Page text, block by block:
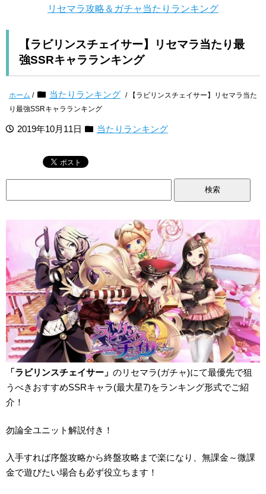
リセマラ攻略＆ガチャ当たりランキング
【ラビリンスチェイサー】リセマラ当たり最
強SSRキャラランキング
ホーム / 当たりランキング / 【ラビリンスチェイサー】リセマラ当た
り最強SSRキャラランキング
2019年10月11日 当たりランキング
「ラビリンスチェイサー」 のリセマラ(ガチャ)にて最優先で狙
うべきおすすめSSRキャラ(最大星7)をランキング形式でご紹
介！
勿論全ユニット解説付き！
入手すれば序盤攻略から終盤攻略まで楽になり、無課金～微課
金で遊びたい場合も必ず役立ちます！